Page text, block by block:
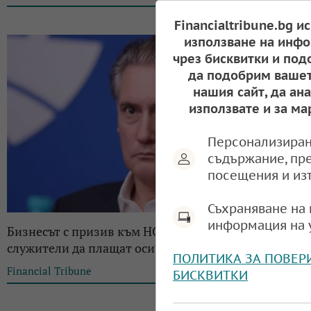
Бизнесът с призив към НС: Приемете държавните
служители да плащат осигуровки
Financial Tribune 12:08, 15.06.2026
Financialtribune.bg
използване на
чрез бисквитки и
да подобрим
нашия сайт, да
използвате и за
съдържание,
посещения и
Съхраняване
информация на
ПОЛИТИКА ЗА
БИСКВИТКИ